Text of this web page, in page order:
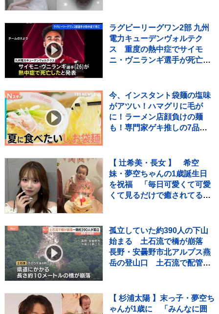
ラグビーリーグワン2部 九州
電力キューデンヴォルテク
ス 重度の熱中症でサイモ
ニ・ヴニランギ選手が死亡と
今、インスタント袋麺の塩味
がアツい！ハマグリに毛が
に！ラーメン店顔負けの麺
も！専門家ゲキ推しの7品を
【 辻希美・長女 】 希空
妹・夢空ちゃんの1歳誕生日
を祝福 「毎日可愛くて可愛
くて見るだけで癒されてる
孤立していた約390人の下山
始まる 土石流で橋が崩落
長野・安曇野市北アルプス燕
岳の登山口 土石流で配管壊
【 杉浦太陽 】末っ子・夢空ち
ゃんが1歳に 「みんなに囲